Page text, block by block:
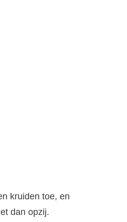
kruiden toe, en
dan opzij.